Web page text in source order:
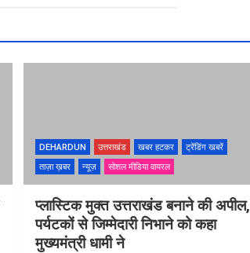
DEHARDUN उत्तराखंड खबर हटकर
ट्रेंडिंग खबरें
ताज़ा ख़बर
न्यूज़ सोशल मीडिया वायरल
प्लास्टिक मुक्त उत्तराखंड बनाने की अपील,
पर्यटकों से जिम्मेदारी निभाने को कहा
मुख्यमंत्री धामी ने